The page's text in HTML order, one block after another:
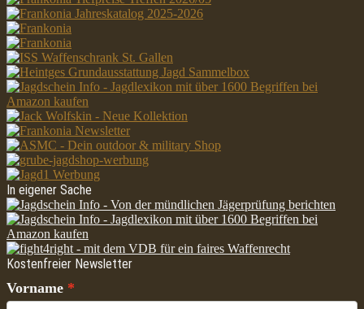
In eigener Sache
Kostenfreier Newsletter
Vorname